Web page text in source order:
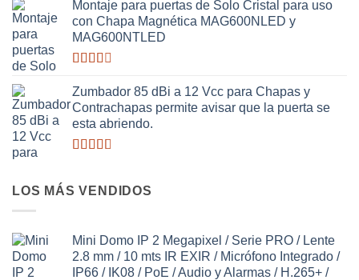
con
2.63
de 5
Montaje para puertas de Solo Cristal para uso
con Chapa Magnética MAG600NLED y
MAG600NTLED
con
2.49
de 5
Zumbador 85 dBi a 12 Vcc para Chapas y
Contrachapas permite avisar que la puerta se
esta abriendo.
2.63
LOS MÁS VENDIDOS
Mini Domo IP 2 Megapixel / Serie PRO / Lente
2.8 mm / 10 mts IR EXIR / Micrófono Integrado /
IP66 / IK08 / PoE / Audio y Alarmas / H.265+ /